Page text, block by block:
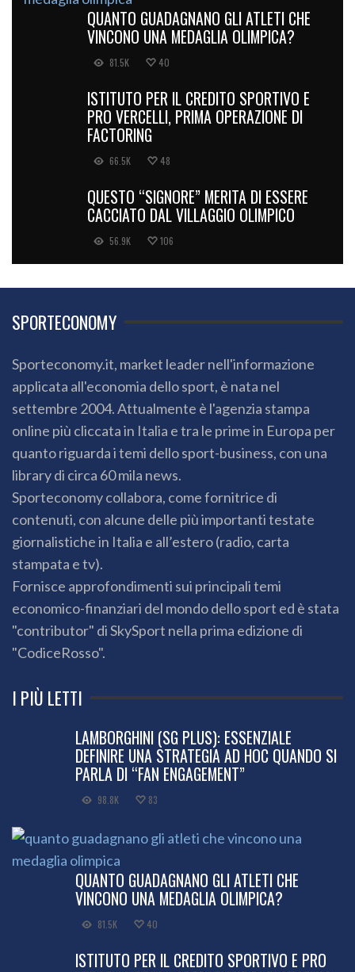
QUANTO GUADAGNANO GLI ATLETI CHE
VINCONO UNA MEDAGLIA OLIMPICA?
81.5K 40
ISTITUTO PER IL CREDITO SPORTIVO E
PRO VERCELLI, PRIMA OPERAZIONE DI
FACTORING
66.5K 48
QUESTO “SIGNORE” MERITA DI ESSERE
CACCIATO DAL VILLAGGIO OLIMPICO
56.9K 106
SPORTECONOMY
Sporteconomy.it, market leader nell'informazione
applicata all'economia dello sport, è nata nel
settembre 2004. Attualmente è l'agenzia stampa
online più cliccata in Italia e tra le prime in Europa per
quanto riguarda i temi dello sport-business, con una
library di circa 60 mila news.
Sporteconomy collabora, come fornitrice di
contenuti, con alcune delle più importanti testate
giornalistiche in Italia e all’estero (radio, carta
stampata e tv).
Fornisce approfondimenti sui principali temi
economico-finanziari del mondo dello sport ed è stata
"contributor" di SkySport nella prima edizione di
"CodiceRosso".
I PIÙ LETTI
LAMBORGHINI (SG PLUS): ESSENZIALE
DEFINIRE UNA STRATEGIA AD HOC QUANDO SI
PARLA DI “FAN ENGAGEMENT”
98.8K 83
QUANTO GUADAGNANO GLI ATLETI CHE
VINCONO UNA MEDAGLIA OLIMPICA?
81.5K 40
ISTITUTO PER IL CREDITO SPORTIVO E PRO